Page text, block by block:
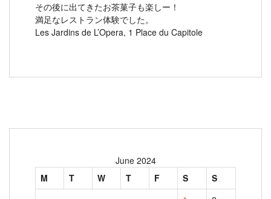
その後に出てきたお茶菓子も楽しー！
満足なレストラン体験でした。
Les Jardins de L’Opera, 1 Place du Capitole
June 2024
M
T W T F S
S